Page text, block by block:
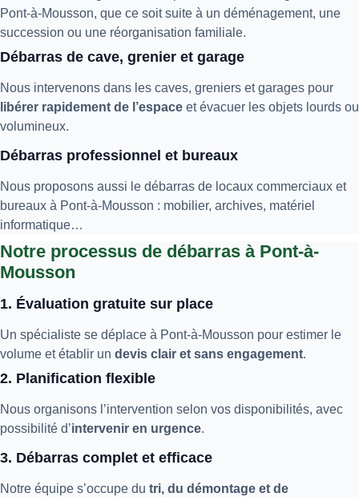
Pont-à-Mousson, que ce soit suite à un déménagement, une
succession ou une réorganisation familiale.
Débarras de cave, grenier et garage
Nous intervenons dans les caves, greniers et garages pour
libérer rapidement de l’espace et évacuer les objets lourds ou
volumineux.
Débarras professionnel et bureaux
Nous proposons aussi le débarras de locaux commerciaux et
bureaux à Pont-à-Mousson : mobilier, archives, matériel
informatique…
Notre processus de débarras à Pont-à-
Mousson
1. Évaluation gratuite sur place
Un spécialiste se déplace à Pont-à-Mousson pour estimer le
volume et établir un devis clair et sans engagement.
2. Planification flexible
Nous organisons l’intervention selon vos disponibilités, avec
possibilité d’intervenir en urgence.
3. Débarras complet et efficace
Notre équipe s’occupe du tri, du démontage et de